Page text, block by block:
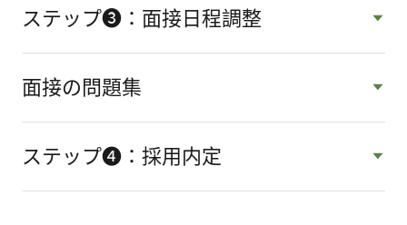
ステップ❸：面接日程調整
面接の問題集
ステップ❹：採用内定